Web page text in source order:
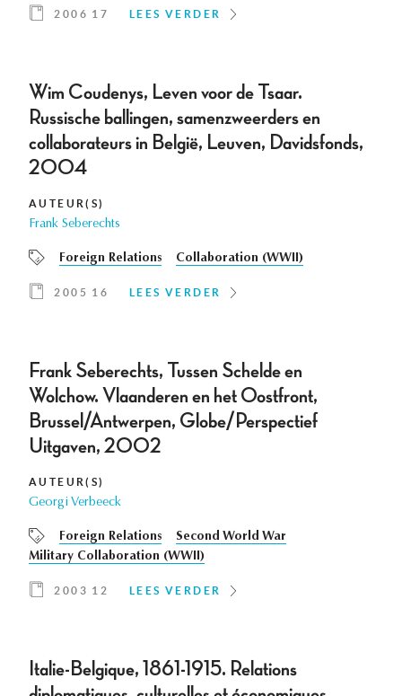
2006 17 LEES VERDER
Wim Coudenys, Leven voor de Tsaar.
Russische ballingen, samenzweerders en
collaborateurs in België, Leuven, Davidsfonds,
2004
AUTEUR(S)
Frank Seberechts
Foreign Relations Collaboration (WWII)
2005 16 LEES VERDER
Frank Seberechts, Tussen Schelde en
Wolchow. Vlaanderen en het Oostfront,
Brussel/Antwerpen, Globe/Perspectief
Uitgaven, 2002
AUTEUR(S)
Georgi Verbeeck
Foreign Relations
Second World War
Military Collaboration (WWII)
2003 12 LEES VERDER
Italie-Belgique, 1861-1915. Relations